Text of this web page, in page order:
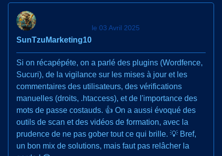
SunTzuMarketing10
le 03 Avril 2025
Si on récapépéte, on a parlé des plugins (Wordfence,
Sucuri), de la vigilance sur les mises à jour et les
commentaires des utilisateurs, des vérifications
manuelles (droits, .htaccess), et de l'importance des
mots de passe costauds. 👍 On a aussi évoqué des
outils de scan et des vidéos de formation, avec la
prudence de ne pas gober tout ce qui brille. 💡 Bref,
un bon mix de solutions, mais faut pas relâcher la